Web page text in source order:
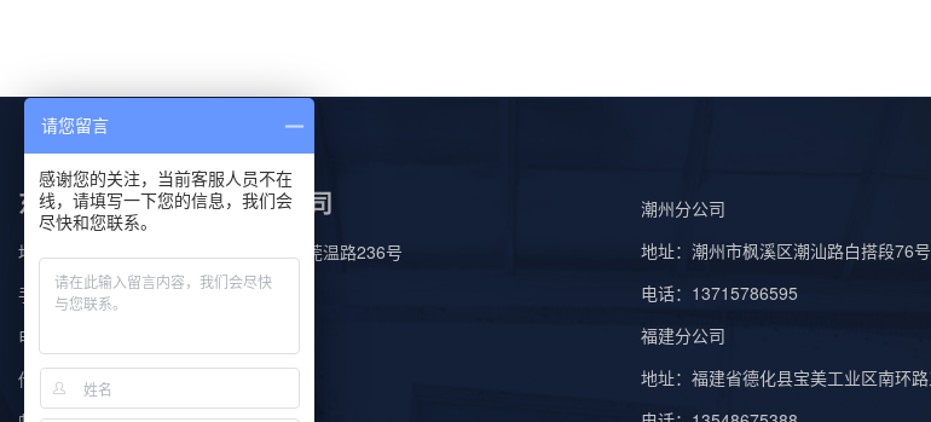
东莞市金烨电热材料有限公司
地址：广东省东莞市东城街道温塘社区莞温路236号
手机：13712399352（微信）
电话：13712399352（微信）
传真：0769-22258349
潮州分公司
地址：潮州市枫溪区潮汕路白搭段76
电话：13715786595
福建分公司
地址：福建省德化县宝美工业区南环
请您留言
感谢您的关注，当前客服人员不在
线，请填写一下您的信息，我们会
尽快和您联系。